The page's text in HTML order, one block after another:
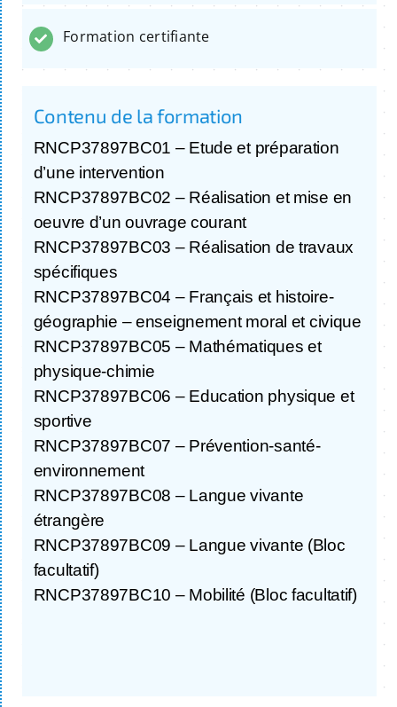
Formation certifiante
Contenu de la formation
RNCP37897BC01 – Etude et préparation
d’une intervention
RNCP37897BC02 – Réalisation et mise en
oeuvre d’un ouvrage courant
RNCP37897BC03 – Réalisation de travaux
spécifiques
RNCP37897BC04 – Français et histoire-
géographie – enseignement moral et civique
RNCP37897BC05 – Mathématiques et
physique-chimie
RNCP37897BC06 – Education physique et
sportive
RNCP37897BC07 – Prévention-santé-
environnement
RNCP37897BC08 – Langue vivante
étrangère
RNCP37897BC09 – Langue vivante (Bloc
facultatif)
RNCP37897BC10 – Mobilité (Bloc facultatif)